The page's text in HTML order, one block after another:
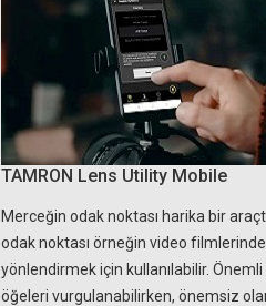
TAMRON Lens Utility Mobile
Merceğin odak noktası harika bir
odak noktası örneğin video
yönlendirmek için kullanılabilir.
öğeleri vurgulanabilirken, önemsiz